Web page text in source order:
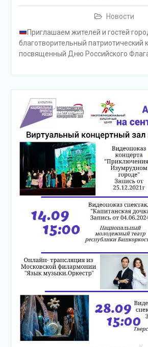
Новости
Приглашаем жителей и гостей
благотворительный патриотический
посвященный Дню Российского